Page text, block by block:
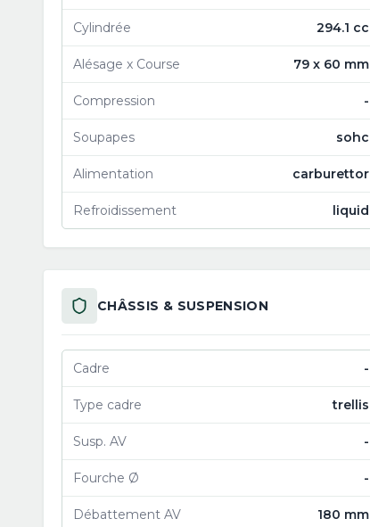
Cylindrée 294.1 cc
Alésage x Course 79 x 60 mm
Compression -
Soupapes sohc
Alimentation carburettor
Refroidissement liquid
CHÂSSIS & SUSPENSION
Cadre -
Type cadre trellis
Susp. AV -
Fourche Ø -
Débattement AV 180 mm